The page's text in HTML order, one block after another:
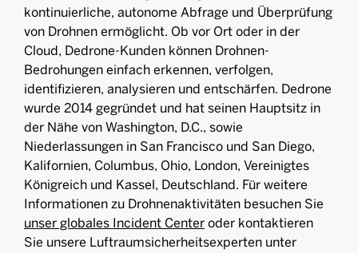
kontinuierliche, autonome Abfrage und Überprüfung
von Drohnen ermöglicht. Ob vor Ort oder in der
Cloud, Dedrone-Kunden können Drohnen-
Bedrohungen einfach erkennen, verfolgen,
identifizieren, analysieren und entschärfen. Dedrone
wurde 2014 gegründet und hat seinen Hauptsitz in
der Nähe von Washington, D.C., sowie
Niederlassungen in San Francisco und San Diego,
Kalifornien, Columbus, Ohio, London, Vereinigtes
Königreich und Kassel, Deutschland. Für weitere
Informationen zu Drohnenaktivitäten besuchen Sie
unser globales Incident Center oder kontaktieren
Sie unsere Luftraumsicherheitsexperten unter